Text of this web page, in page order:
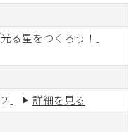
る星をつくろう！」
」
詳細を見る